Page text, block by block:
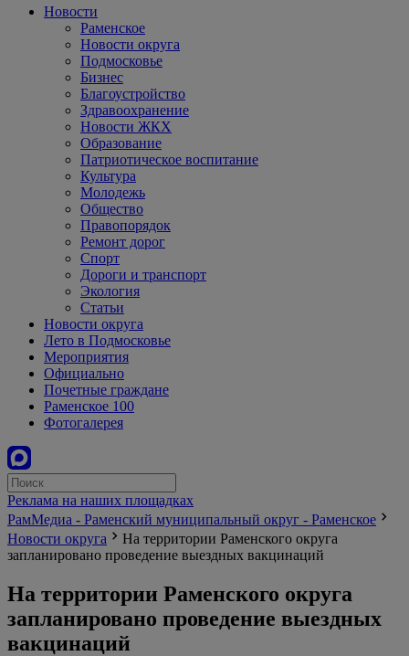
Новости
Раменское
Новости округа
Подмосковье
Бизнес
Благоустройство
Здравоохранение
Новости ЖКХ
Образование
Патриотическое воспитание
Культура
Молодежь
Общество
Правопорядок
Ремонт дорог
Спорт
Дороги и транспорт
Экология
Статьи
Новости округа
Лето в Подмосковье
Мероприятия
Официально
Почетные граждане
Раменское 100
Фотогалерея
Реклама на наших площадках
РамМедиа - Раменский муниципальный округ - Раменское
Новости округа
На территории Раменского округа
запланировано проведение выездных вакцинаций
На территории Раменского округа
запланировано проведение выездных
вакцинаций